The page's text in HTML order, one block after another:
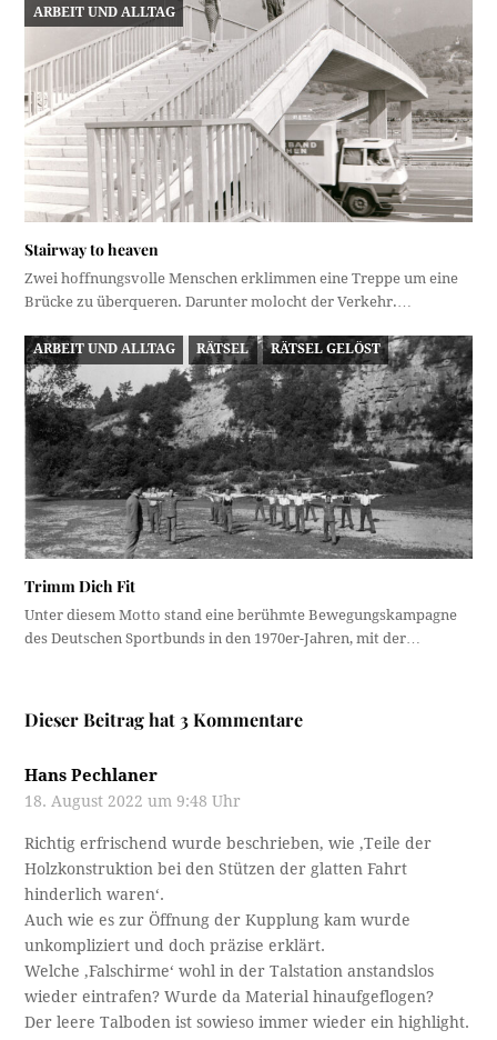
ARBEIT UND ALLTAG
Stairway to heaven
Zwei hoffnungsvolle Menschen erklimmen eine Treppe um eine
Brücke zu überqueren. Darunter molocht der Verkehr.…
ARBEIT UND ALLTAG RÄTSEL RÄTSEL GELÖST
Trimm Dich Fit
Unter diesem Motto stand eine berühmte Bewegungskampagne
des Deutschen Sportbunds in den 1970er-Jahren, mit der…
Dieser Beitrag hat 3 Kommentare
Hans Pechlaner
18. August 2022 um 9:48 Uhr
Richtig erfrischend wurde beschrieben, wie ‚Teile der
Holzkonstruktion bei den Stützen der glatten Fahrt
hinderlich waren‘.
Auch wie es zur Öffnung der Kupplung kam wurde
unkompliziert und doch präzise erklärt.
Welche ‚Falschirme‘ wohl in der Talstation anstandslos
wieder eintrafen? Wurde da Material hinaufgeflogen?
Der leere Talboden ist sowieso immer wieder ein highlight.